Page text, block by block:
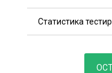
Статистика